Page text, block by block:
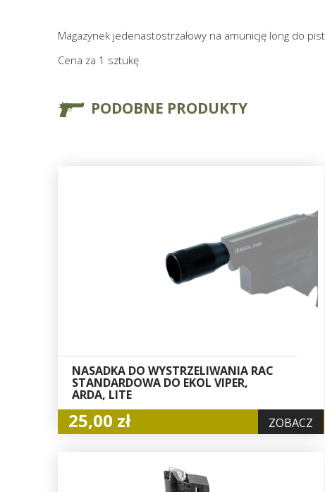
Magazynek jedenastostrzałowy na amunicję long do
Cena za 1 sztukę
PODOBNE PRODUKTY
NASADKA DO WYSTRZELIWANIA RAC
STANDARDOWA DO EKOL VIPER,
ARDA, LITE
25,00 zł ZOBACZ